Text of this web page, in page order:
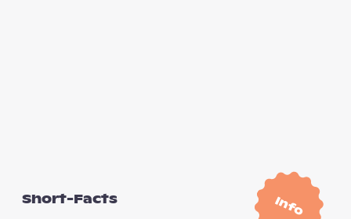
Info
Short-Facts